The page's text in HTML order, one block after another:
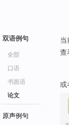
双语例句
全部
口语
书面语
论文
原声例句
当
查
或